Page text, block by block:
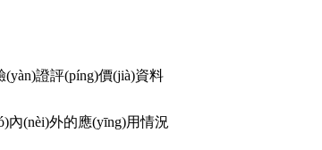
證評(píng)價(jià)資料
(nèi)外的應(yīng)用情況